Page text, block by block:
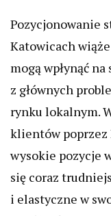
Pozycjonowanie
Katowicach
mogą wpłynąć
z głównych
rynku lokalnym.
klientów poprzez
wysokie pozycje
się coraz
i elastyczne w